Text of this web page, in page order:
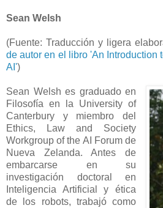
Sean Welsh
(Fuente: Traducción y ligera
de autor en el libro 'An Introduction
AI')
Sean Welsh es graduado en
Filosofía en la University of
Canterbury y miembro del
Ethics, Law and Society
Workgroup of the AI Forum de
Nueva Zelanda. Antes de
embarcarse en su
investigación doctoral en
Inteligencia Artificial y ética
de los robots, trabajó como